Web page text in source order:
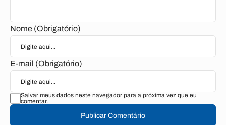
Nome (Obrigatório)
E-mail (Obrigatório)
Salvar meus dados neste navegador para a próxima vez que eu
comentar.
Publicar Comentário